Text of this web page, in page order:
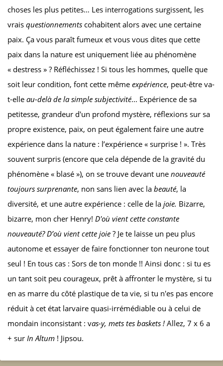
choses les plus petites… Les interrogations surgissent, les
vrais questionnements cohabitent alors avec une certaine
paix. Ça vous paraît fumeux et vous vous dites que cette
paix dans la nature est uniquement liée au phénomène
« destress » ? Réfléchissez ! Si tous les hommes, quelle que
soit leur condition, font cette même expérience, peut-être va-
t-elle au-delà de la simple subjectivité... Expérience de sa
petitesse, grandeur d'un profond mystère, réflexions sur sa
propre existence, paix, on peut également faire une autre
expérience dans la nature : l’expérience « surprise ! ». Très
souvent surpris (encore que cela dépende de la gravité du
phénomène « blasé »), on se trouve devant une nouveauté
toujours surprenante, non sans lien avec la beauté, la
diversité, et une autre expérience : celle de la joie. Bizarre,
bizarre, mon cher Henry! D'où vient cette constante
nouveauté? D’où vient cette joie ? Je te laisse un peu plus
autonome et essayer de faire fonctionner ton neurone tout
seul ! En tous cas : Sors de ton monde !! Ainsi donc : si tu es
un tant soit peu courageux, prêt à affronter le mystère, si tu
en as marre du côté plastique de ta vie, si tu n'es pas encore
réduit à cet état larvaire quasi-irrémédiable ou à celui de
mondain inconsistant : vas-y, mets tes baskets ! Allez, 7 x 6 a
+ sur In Altum ! Jipsou.